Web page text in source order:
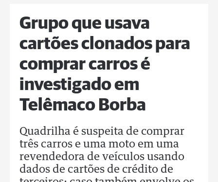
Grupo que usava
cartões clonados para
comprar carros é
investigado em
Telêmaco Borba
Quadrilha é suspeita de comprar
três carros e uma moto em uma
revendedora de veículos usando
dados de cartões de crédito de